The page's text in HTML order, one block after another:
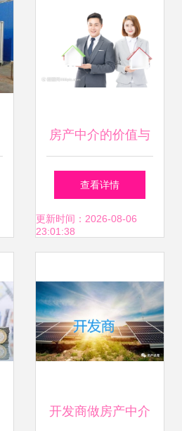
房产中介的价值与
未来展望
查看详情
更新时间：2026-08-06
23:01:38
开发商做房产中介